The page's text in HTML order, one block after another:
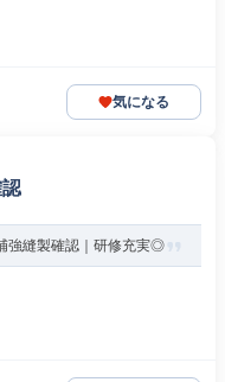
気になる
強縫製確認｜研修充実◎